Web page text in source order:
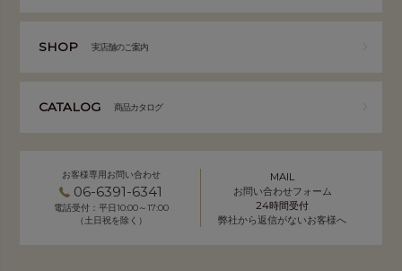
SHOP 実店舗のご案内
CATALOG 商品カタログ
お客様専用お問い合わせ
06-6391-6341
電話受付：平日10:00～17:00
（土日祝を除く）
MAIL
お問い合わせフォーム
24時間受付
弊社から返信がないお客様へ